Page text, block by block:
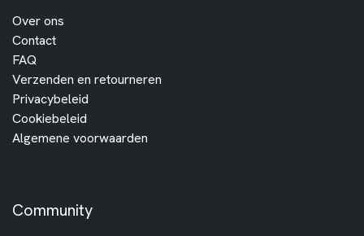
Over ons
Contact
FAQ
Verzenden en retourneren
Privacybeleid
Cookiebeleid
Algemene voorwaarden
Community